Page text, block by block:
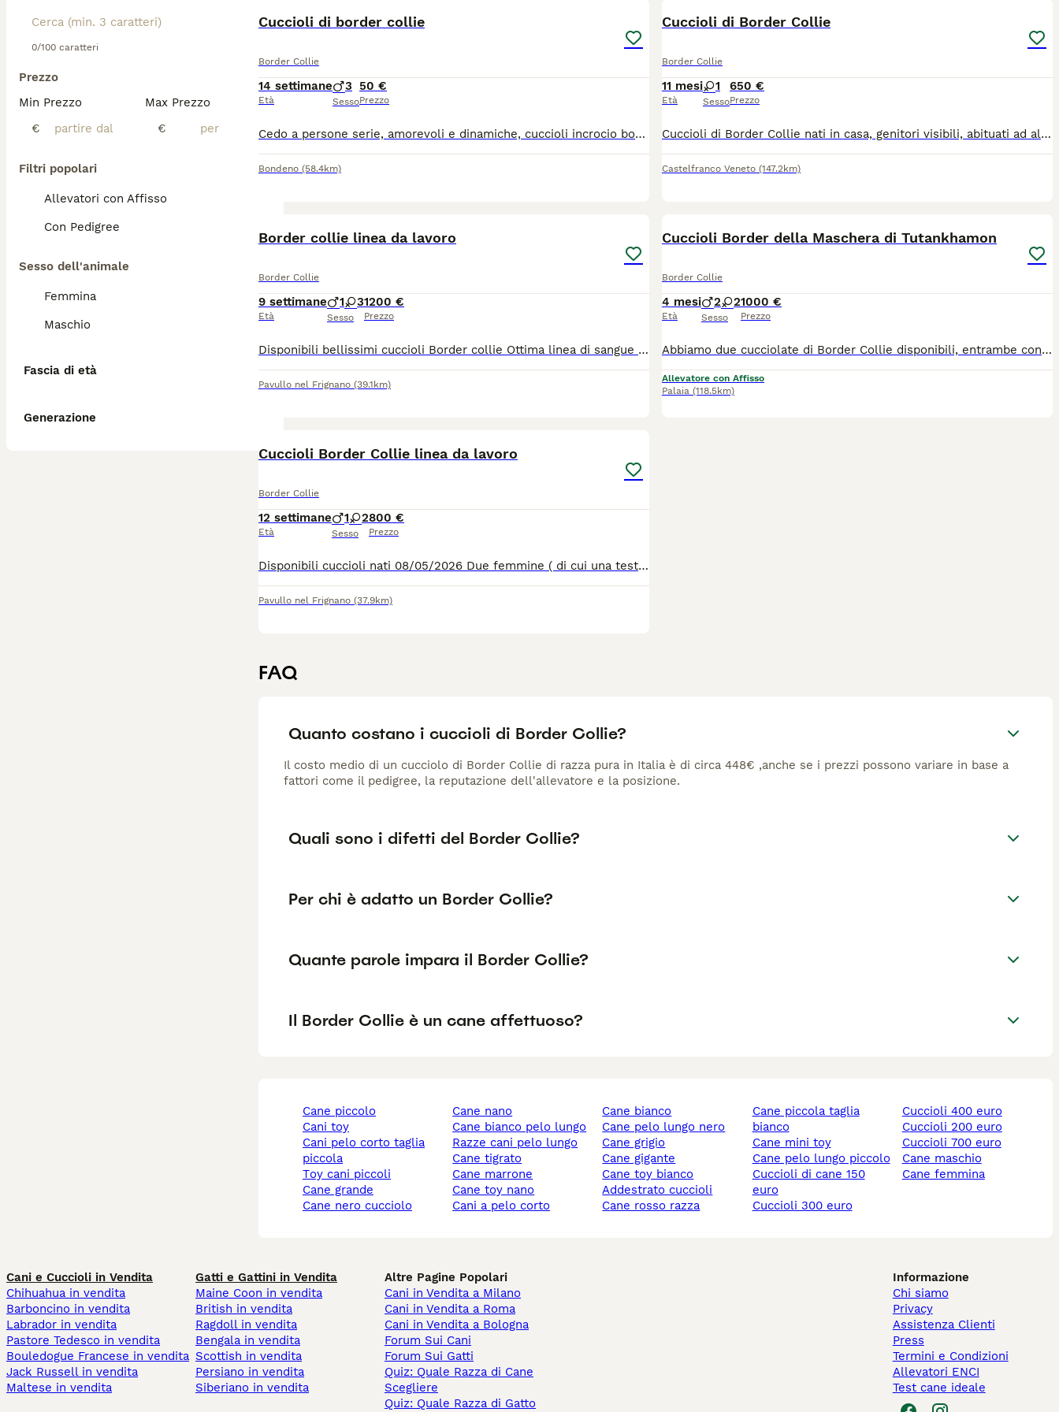
0/100 caratteri
Prezzo
Min Prezzo
€
Max Prezzo
€
Filtri popolari
Allevatori con Affisso
Con Pedigree
Sesso dell'animale
Femmina
Maschio
Fascia di età
Generazione
Cuccioli di border collie
Border Collie
14 settimane
Età
3
Sesso
50 €
Prezzo
Cedo a persone serie, amorevoli e dinamiche, cuccioli incrocio border collie/pastore bergamasco (madre puro border collie, padre metà), nati il 27 aprile 2026. Chiedo un rimborso simbolico di 50 euro. I cuccioli non hanno ancora il microchip.
Bondeno (58.4km)
Cuccioli di Border Collie
Border Collie
11 mesi
Età
1
Sesso
650 €
Prezzo
Cuccioli di Border Collie nati in casa, genitori visibili, abituati ad altri animali, cavalli e asini. Ottimo imprinting. Sani e forti verranno ceduti sverminati, con trattamenti antiparassitari, libretto veterinario e microchip
Castelfranco Veneto (147.2km)
Border collie linea da lavoro
Border Collie
9 settimane
Età
1 3
Sesso
1200 €
Prezzo
Disponibili bellissimi cuccioli Border collie Ottima linea di sangue da lavoro Entrambi i genitori sono visibili,testati per le malattie genetiche e completamente clear Esenti displasia anche e gomiti Dna depositato Entrambi praticano sheepdog I cuccioli verranno ceduti Sverminati Vaccinati Iscritti all anagrafe canina In possesso di pedigree Enci Socializzati con persone e animali Abituati agli spostamenti in macchina Sono graditi contatti telefonici
Pavullo nel Frignano (39.1km)
Cuccioli Border della Maschera di Tutankhamon
Border Collie
4 mesi
Età
2 2
Sesso
1000 €
Prezzo
Abbiamo due cucciolate di Border Collie disponibili, entrambe con lo stesso papà: Borderstrand Tuscan Tusk, importato dall'Australia e Campione d'Albania. Un cane straordinario, con test genetici ottimali: negativo per IGS, TNS, NCL, GG, MDR1, Raine Syndrome, SN e CEA, con displasia anca e gomito di Grado A e 0. Le mamme, Febe e Kali, sono del nostro allevamento: carattere dolce ed equilibrato, stessa ottima salute certificata (HD Grado A, ED Grado 0). I cuccioli crescono in casa con noi, ben socializzati fin dai primi giorni. Entrambi i genitori sono visibili in allevamento — venite a trovarci senza impegno. Il Border Collie è una razza intelligente, affettuosa e piena di energia: perfetta per chi ama stare all'aria aperta e vuole un cane che sia davvero parte della famiglia. Per informazioni o per fissare una visita, contattateci.
Allevatore con Affisso
Palaia (118.5km)
Cuccioli Border Collie linea da lavoro
Border Collie
12 settimane
Età
1 2
Sesso
800 €
Prezzo
Disponibili cuccioli nati 08/05/2026 Due femmine ( di cui una testa bianca e occhi azzurri) e un maschio (un occhio azzurro) Bianco e neri Entrambi i genitori sono visibili Esenti malattie genetiche Verranno ceduti al compimento dei 60 giorni sverminati e vaccinati Per informazioni sono graditi contatti telefonici al 3665244485
Pavullo nel Frignano (37.9km)
FAQ
Quanto costano i cuccioli di Border Collie?
Il costo medio di un cucciolo di Border Collie di razza pura in Italia è di circa 448€ ,anche se i prezzi possono variare in base a
fattori come il pedigree, la reputazione dell'allevatore e la posizione.
Quali sono i difetti del Border Collie?
Per chi è adatto un Border Collie?
Quante parole impara il Border Collie?
Il Border Collie è un cane affettuoso?
cane piccolo
cani toy
cani pelo corto taglia
piccola
toy cani piccoli
cane grande
cane nero cucciolo
cane nano
cane bianco pelo lungo
razze cani pelo lungo
cane tigrato
cane marrone
cane toy nano
cani a pelo corto
cane bianco
cane pelo lungo nero
cane grigio
cane gigante
cane toy bianco
addestrato cuccioli
cane rosso razza
cane piccola taglia
bianco
cane mini toy
cane pelo lungo piccolo
cuccioli di cane 150
euro
cuccioli 300 euro
cuccioli 400 euro
cuccioli 200 euro
cuccioli 700 euro
cane maschio
cane femmina
Cani e Cuccioli in Vendita
Chihuahua in vendita
Barboncino in vendita
Labrador in vendita
Pastore Tedesco in vendita
Bouledogue Francese in vendita
Jack Russell in vendita
Maltese in vendita
Gatti e Gattini in Vendita
Maine Coon in vendita
British in vendita
Ragdoll in vendita
Bengala in vendita
Scottish in vendita
Persiano in vendita
Siberiano in vendita
Altre Pagine Popolari
Cani in Vendita a Milano
Cani in Vendita a Roma
Cani in Vendita a Bologna
Forum Sui Cani
Forum Sui Gatti
Quiz: Quale Razza di Cane
Scegliere
Quiz: Quale Razza di Gatto
Informazione
Chi siamo
Privacy
Assistenza Clienti
Press
Termini e Condizioni
Allevatori ENCI
Test cane ideale